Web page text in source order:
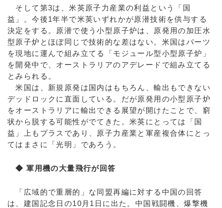
そして第3は、米英原子力産業の利益という「国
益」。今後1年半で米英いずれかが原潜技術を供与する
決定をする。原潜で使う小型原子炉は、原発用の加圧水
型原子炉とほぼ同じで技術的な差はない。米国はパーツ
を現地に運んで組み立てる「モジュール型小型原子炉」
を開発中で、オーストラリアのアデレードで組み立てる
とみられる。
米国は、新規原発は国内はもちろん、輸出もできない
デッドロックに直面している。だが原発用の小型原子炉
をオーストラリアに輸出できる展望が開けたことで、窮
状から脱する可能性がでてきた。米英にとっては「国
益」上もプラスであり、原子力産業と軍産複合体にとっ
てはまさに「光明」であろう。
◆ 軍用機の大量飛行が回答
「広域的で重層的」な同盟再編に対する中国の回答
は、建国記念日の10月1日に出た。中国戦闘機、爆撃機